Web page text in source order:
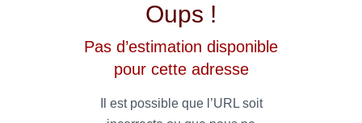
Oups !
Pas d’estimation disponible
pour cette adresse
Il est possible que l’URL soit